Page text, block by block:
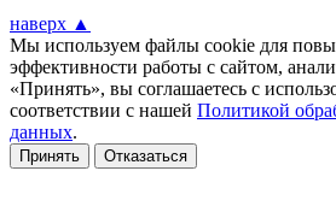
наверх ▲
Мы используем файлы cookie для
эффективности работы с сайтом,
«Принять», вы соглашаетесь с
соответствии с нашей Политикой
данных.
Принять Отказаться